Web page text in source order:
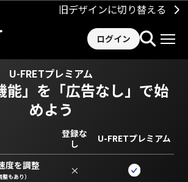
旧デザインに切り替える
ログイン
U-FRETプレミアム
能」を 「広告なし」で始
めよう
登録な
し
U-FRETプレミアム
度を調整
もあり） ×